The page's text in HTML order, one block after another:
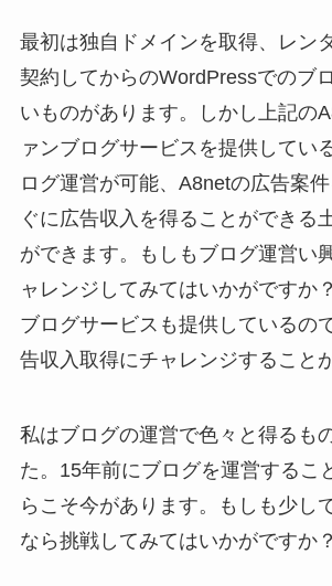
最初は独自ドメインを取得、レン
契約してからのWordPressでのブ
いものがあります。しかし上記の
ァンブログサービスを提供してい
ログ運営が可能、A8netの広告案
ぐに広告収入を得ることができる
ができます。もしもブログ運営い
ャレンジしてみてはいかがですか
ブログサービスも提供しているの
告収入取得にチャレンジすること
私はブログの運営で色々と得るも
た。15年前にブログを運営するこ
らこそ今があります。もしも少し
なら挑戦してみてはいかがですか？